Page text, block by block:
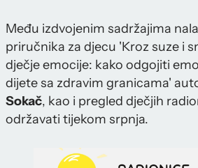
Među izdvojenim sadržajima
priručnika za djecu 'Kroz suze i
dječje emocije: kako odgojiti
dijete sa zdravim granicama'
Sokač, kao i pregled dječjih
održavati tijekom srpnja.